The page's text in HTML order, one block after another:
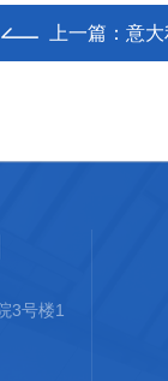
上一篇： 意
3号楼1